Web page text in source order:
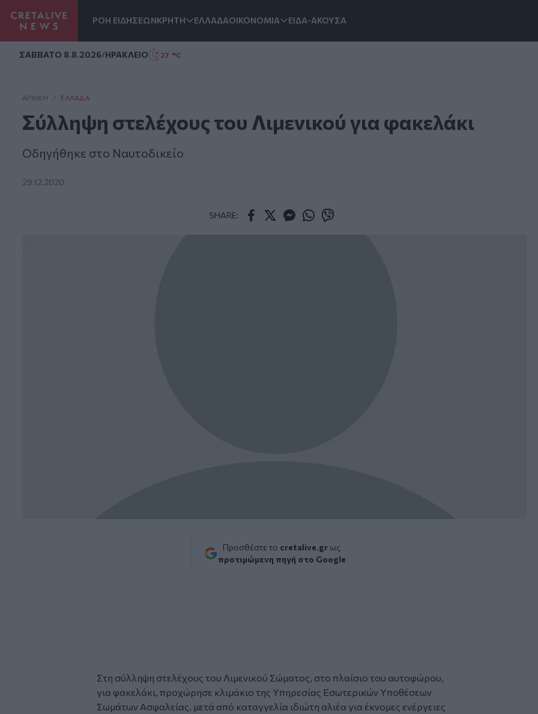
ΡΟΗ ΕΙΔΗΣΕΩΝΚΡΗΤΗ ΕΛΛΑΔΑΟΙΚΟΝΟΜΙΑ ΕΙΔΑ-ΑΚΟΥΣΑ
ΣAΒΒΑΤΟ 8.8.2026/ΗΡΑΚΛΕΙΟ 27 °C
ΑΡΧΙΚΗ / ΕΛΛΆΔΑ
Σύλληψη στελέχους του Λιμενικού για φακελάκι
Οδηγήθηκε στο Ναυτοδικείο
29.12.2020
SHARE:
Προσθέστε το cretalive.gr ως
προτιμώμενη πηγή στο Google
Στη σύλληψη στελέχους του Λιμενικού Σώματος, στο πλαίσιο του αυτοφώρου,
για φακελάκι, προχώρησε κλιμάκιο της Υπηρεσίας Εσωτερικών Υποθέσεων
Σωμάτων Ασφαλείας. μετά από καταγγελία ιδιώτη αλιέα για έκνομες ενέργειες